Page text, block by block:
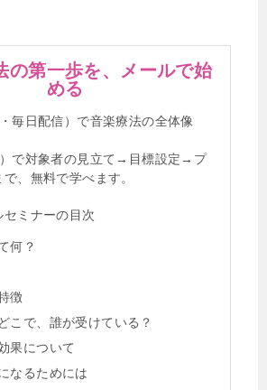
の第一歩を、メールで始
める
毎日配信）で音楽療法の全体像
で対象者の見立て→目標設定→プ
、無料で学べます。
ミナーの目次
何？
徴
こで、誰が受けている？
果について
なるためには